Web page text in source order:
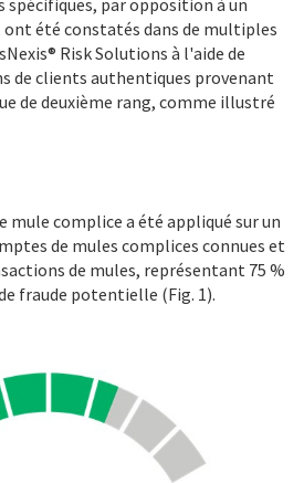
été constatés dans de multiples
Risk Solutions à l'aide de
de clients authentiques provenant
de deuxième rang, comme illustré
mule complice a été appliqué sur un
de mules complices connues et
de mules, représentant 75 %
fraude potentielle (Fig. 1).